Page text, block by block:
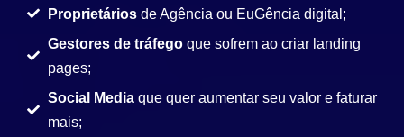
Proprietários de Agência ou EuGência digital;
Gestores de tráfegoque sofrem ao criar landing
pages;
Social Media que quer aumentar seu valor e faturar
mais;